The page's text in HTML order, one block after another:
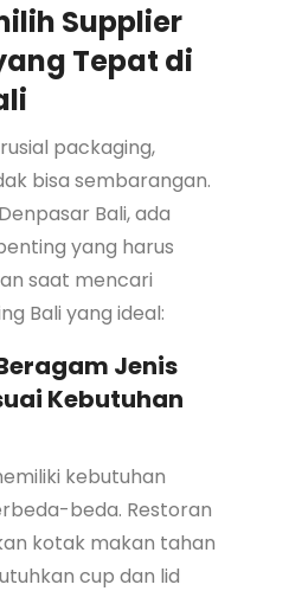
Supplier
Tepat di
packaging,
bisa sembarangan.
Bali, ada
yang harus
saat mencari
Bali yang ideal:
Jenis
Kebutuhan
kebutuhan
beda. Restoran
kotak makan tahan
cup dan lid